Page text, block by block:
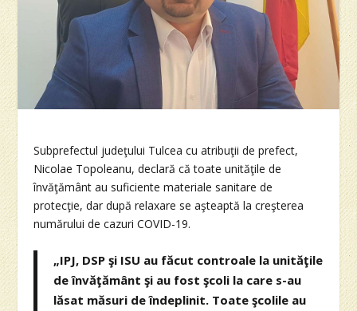
Subprefectul judeţului Tulcea cu atribuţii de prefect,
Nicolae Topoleanu, declară că toate unităţile de
învăţământ au suficiente materiale sanitare de
protecţie, dar după relaxare se aşteaptă la creşterea
numărului de cazuri COVID-19.
„IPJ, DSP şi ISU au făcut controale la unităţile
de învăţământ şi au fost şcoli la care s-au
lăsat măsuri de îndeplinit. Toate şcolile au